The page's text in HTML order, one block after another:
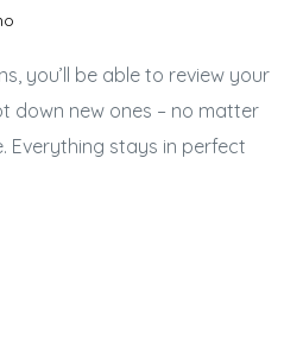
you’ll be able to review your
down new ones – no matter
Everything stays in perfect